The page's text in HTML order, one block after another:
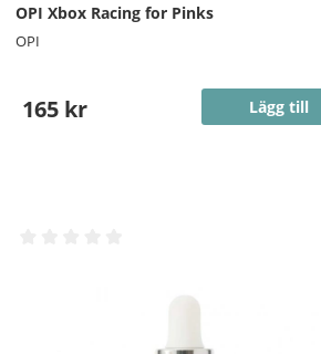
OPI Xbox Racing for Pinks
OPI
165 kr Lägg till